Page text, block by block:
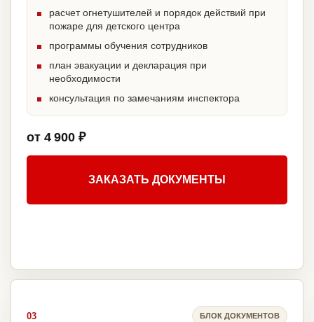
расчет огнетушителей и порядок действий при
пожаре для детского центра
программы обучения сотрудников
план эвакуации и декларация при
необходимости
консультация по замечаниям инспектора
от 4 900 ₽
ЗАКАЗАТЬ ДОКУМЕНТЫ
03 БЛОК ДОКУМЕНТОВ